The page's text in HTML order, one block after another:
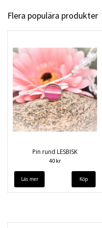
Flera populära produkter
Pin rund LESBISK
40 kr
Läs mer